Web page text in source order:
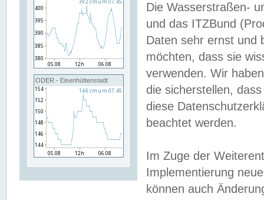
ODER - Eisenhüttenstadt
Die Wasserstraßen-
und das ITZBund
Daten sehr ernst und
möchten, dass sie
verwenden. Wir
die sicherstellen,
diese
beachtet werden.
Im Zuge der
Implementierung
können auch